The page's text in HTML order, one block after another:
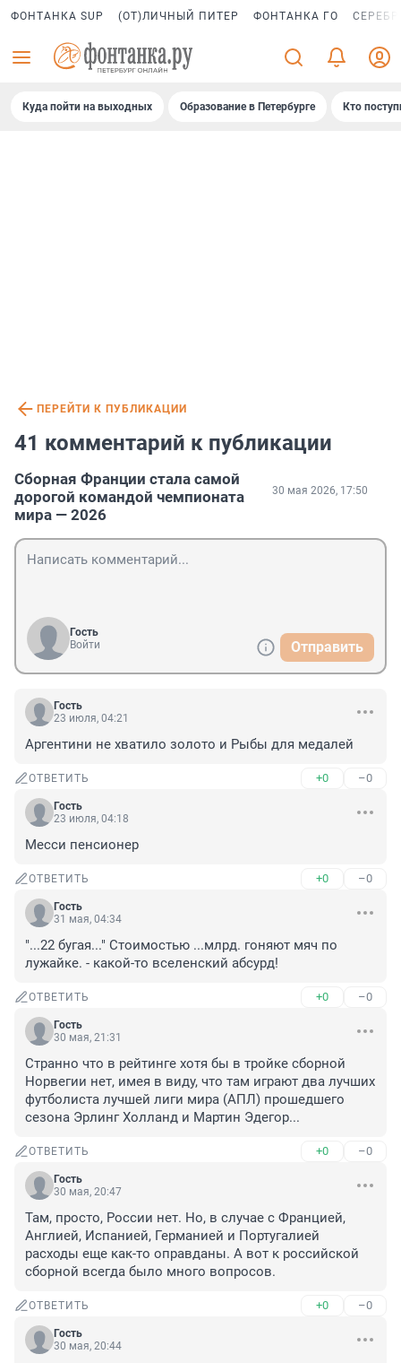
ФОНТАНКА SUP (ОТ)ЛИЧНЫЙ ПИТЕР ФОНТАНКА ГО
Куда пойти на выходных Образование в Петербурге Кто
ПЕРЕЙТИ К ПУБЛИКАЦИИ
41 комментарий к публикации
Сборная Франции стала самой
дорогой командой чемпионата
мира — 2026
30 мая 2026, 17:50
Гость
Войти
Отправить
Гость
23 июля, 04:21
Аргентини не хватило золото и Рыбы для медалей
ОТВЕТИТЬ +0 –0
Гость
23 июля, 04:18
Месси пенсионер
ОТВЕТИТЬ +0 –0
Гость
31 мая, 04:34
"...22 бугая..." Стоимостью ...млрд. гоняют мяч по
лужайке. - какой-то вселенский абсурд!
ОТВЕТИТЬ +0 –0
Гость
30 мая, 21:31
Странно что в рейтинге хотя бы в тройке сборной
Норвегии нет, имея в виду, что там играют два лучших
футболиста лучшей лиги мира (АПЛ) прошедшего
сезона Эрлинг Холланд и Мартин Эдегор...
ОТВЕТИТЬ +0 –0
Гость
30 мая, 20:47
Там, просто, России нет. Но, в случае с Францией,
Англией, Испанией, Германией и Португалией
расходы еще как-то оправданы. А вот к российской
сборной всегда было много вопросов.
ОТВЕТИТЬ +0 –0
Гость
30 мая, 20:44